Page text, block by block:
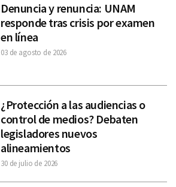
Denuncia y renuncia: UNAM
responde tras crisis por examen
en línea
03 de agosto de 2026
¿Protección a las audiencias o
control de medios? Debaten
legisladores nuevos
alineamientos
30 de julio de 2026